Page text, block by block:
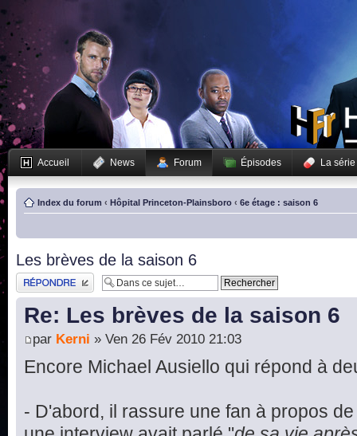
Accueil News Forum Épisodes La série
Index du forum ‹ Hôpital Princeton-Plainsboro ‹ 6e étage : saison 6
Les brèves de la saison 6
Publier une réponse
Re: Les brèves de la saison 6
par Kerni » Ven 26 Fév 2010 21:03
Encore Michael Ausiello qui répond à
- D'abord, il rassure une fan à propos